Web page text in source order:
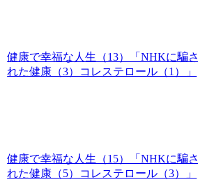
健康で幸福な人生（13）「NHKに騙さ
れた健康（3）コレステロール（1）」
健康で幸福な人生（15）「NHKに騙さ
れた健康（5）コレステロール（3）」